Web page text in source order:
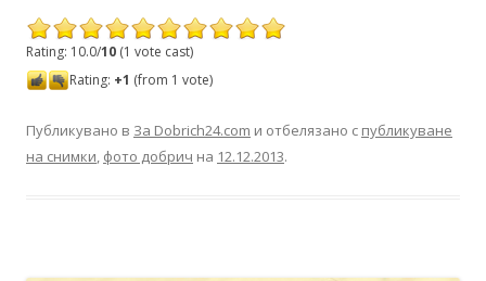
Rating: 10.0/10 (1 vote cast)
Rating: +1 (from 1 vote)
Публикувано в За Dobrich24.com и отбелязано с публикуване
на снимки, фото добрич на 12.12.2013.